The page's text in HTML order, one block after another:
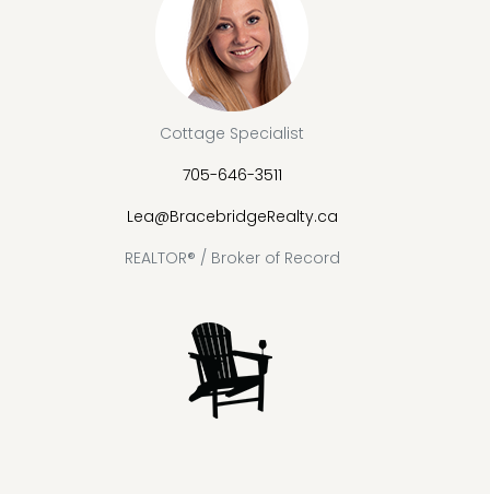
Cottage Specialist
705-646-3511
Lea@BracebridgeRealty.ca
REALTOR® / Broker of Record